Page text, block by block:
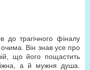
до трагічного фіналу
Він знав усе про
що його пощастить
а й мужня душа.